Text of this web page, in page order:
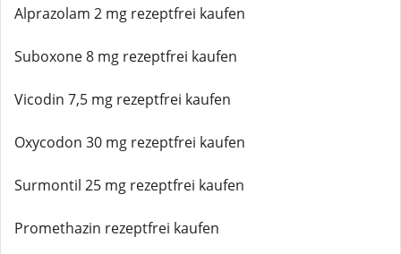
Alprazolam 2 mg rezeptfrei kaufen
Suboxone 8 mg rezeptfrei kaufen
Vicodin 7,5 mg rezeptfrei kaufen
Oxycodon 30 mg rezeptfrei kaufen
Surmontil 25 mg rezeptfrei kaufen
Promethazin rezeptfrei kaufen